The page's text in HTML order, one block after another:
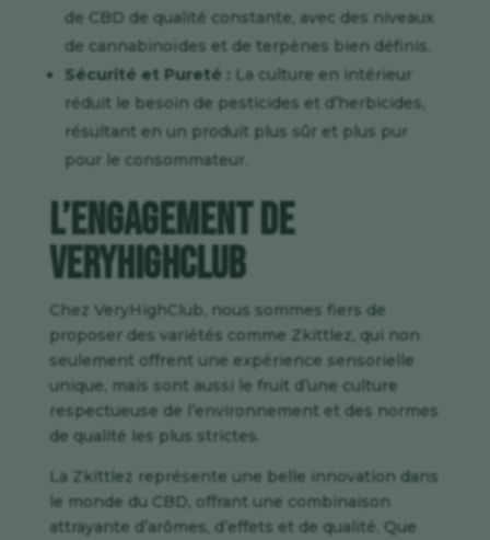
de CBD de qualité constante, avec des niveaux
de cannabinoïdes et de terpènes bien définis.
Sécurité et Pureté : La culture en intérieur
réduit le besoin de pesticides et d’herbicides,
résultant en un produit plus sûr et plus pur
pour le consommateur.
L’Engagement de
VeryHighClub
Chez VeryHighClub , nous sommes fiers de
proposer des variétés comme Zkittlez , qui non
seulement offrent une expérience sensorielle
unique, mais sont aussi le fruit d’une culture
respectueuse de l’environnement et des normes
de qualité les plus strictes.
La Zkittlez représente une belle innovation dans
le monde du CBD, offrant une combinaison
attrayante d’arômes, d’effets et de qualité. Que